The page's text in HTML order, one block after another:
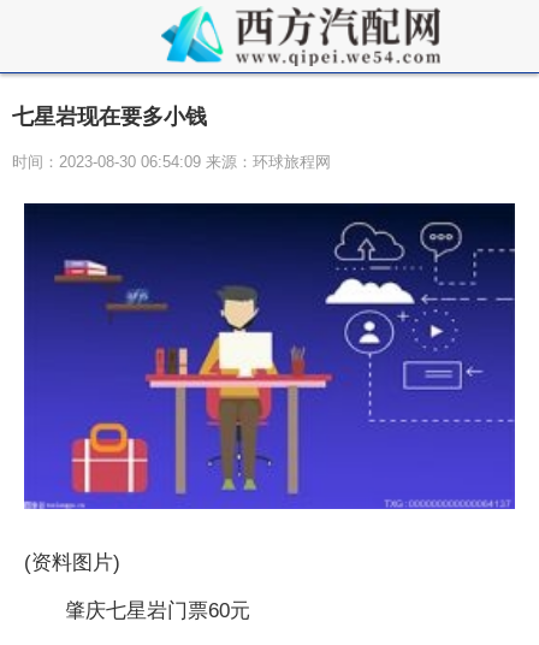
七星岩现在要多小钱
时间：2023-08-30 06:54:09 来源：环球旅程网
(资料图片)
肇庆七星岩门票60元